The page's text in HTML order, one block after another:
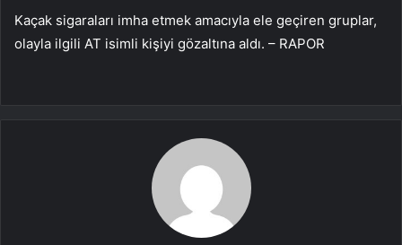
Kaçak sigaraları imha etmek amacıyla ele geçiren gruplar,
olayla ilgili AT isimli kişiyi gözaltına aldı. – RAPOR